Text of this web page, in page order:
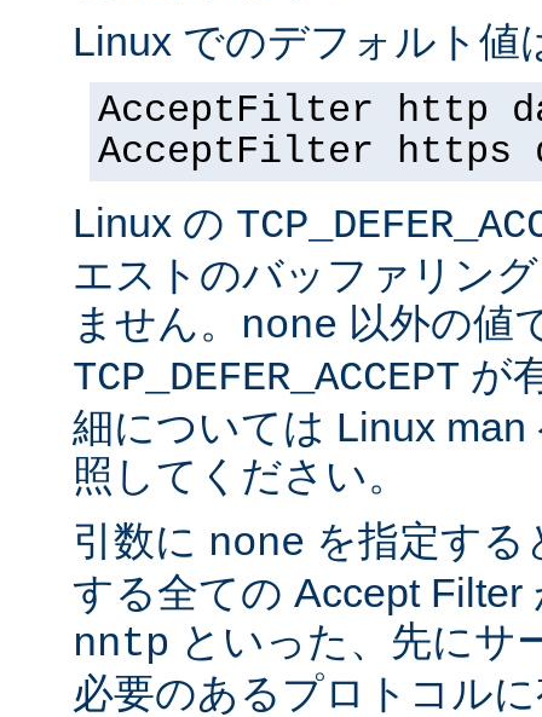
Linux でのデフォルト値
AcceptFilter http
AcceptFilter https
Linux の
エストのバッファリン
ません。 none 以外の値
TCP_DEFER_ACCEPT が
細については Linux
照してください。
引数に none を指定す
する全ての Accept Filter
nntp といった、先にサ
必要のあるプロトコル